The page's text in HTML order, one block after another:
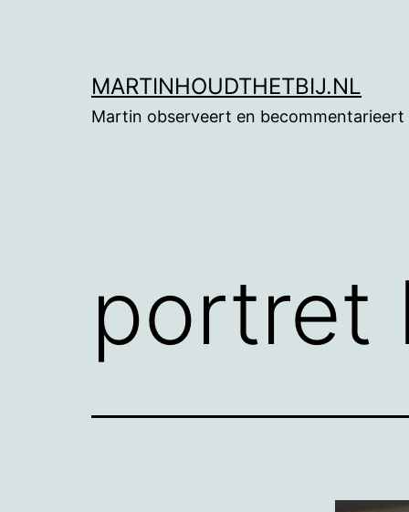
MARTINHOUDTHETBIJ.NL
Martin observeert en becommentarieert
portret